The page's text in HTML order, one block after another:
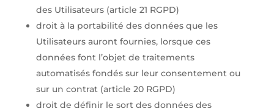
des Utilisateurs (article 21 RGPD)
droit à la portabilité des données que les
Utilisateurs auront fournies, lorsque ces
données font l’objet de traitements
automatisés fondés sur leur consentement ou
sur un contrat (article 20 RGPD)
droit de définir le sort des données des